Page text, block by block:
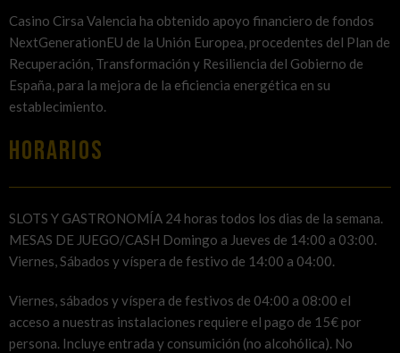
Casino Cirsa Valencia ha obtenido apoyo financiero de fondos
NextGenerationEU de la Unión Europea, procedentes del Plan de
Recuperación, Transformación y Resiliencia del Gobierno de
España, para la mejora de la eficiencia energética en su
establecimiento.
HORARIOS
SLOTS Y GASTRONOMÍA 24 horas todos los dias de la semana.
MESAS DE JUEGO/CASH Domingo a Jueves de 14:00 a 03:00.
Viernes, Sábados y víspera de festivo de 14:00 a 04:00.
Viernes, sábados y víspera de festivos de 04:00 a 08:00 el
acceso a nuestras instalaciones requiere el pago de 15€ por
persona. Incluye entrada y consumición (no alcohólica). No